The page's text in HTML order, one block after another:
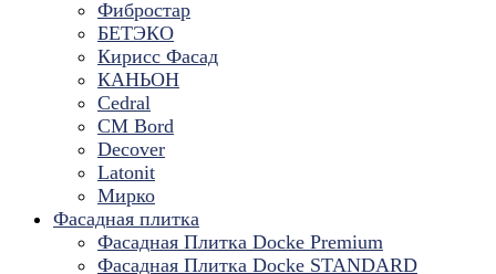
Фибростар
БЕТЭКО
Кирисс Фасад
КАНЬОН
Cedral
CM Bord
Decover
Latonit
Мирко
Фасадная плитка
Фасадная Плитка Docke Premium
Фасадная Плитка Docke STANDARD